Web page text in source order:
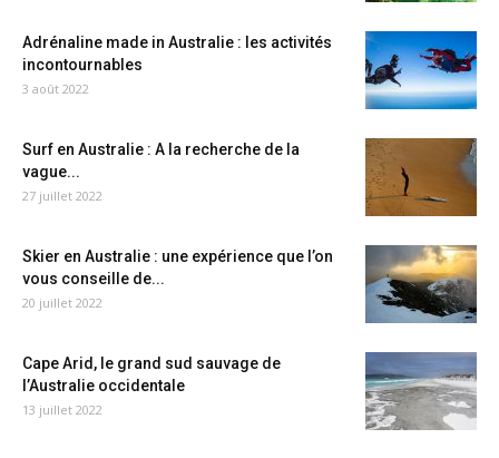
Adrénaline made in Australie : les activités
incontournables
3 août 2022
Surf en Australie : A la recherche de la
vague...
27 juillet 2022
Skier en Australie : une expérience que l’on
vous conseille de...
20 juillet 2022
Cape Arid, le grand sud sauvage de
l’Australie occidentale
13 juillet 2022